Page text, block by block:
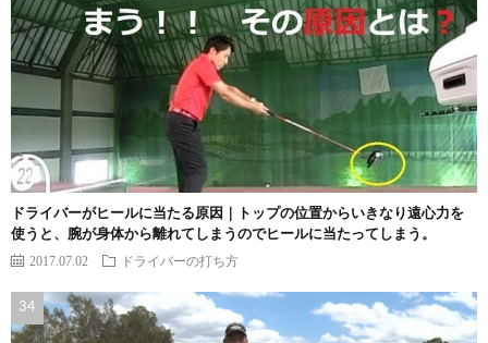
ドライバーがヒールに当たる原因｜トップの位置からいきなり遠心力を
使うと、腕が身体から離れてしまうのでヒールに当たってしまう。
2017.07.02 ドライバーの打ち方